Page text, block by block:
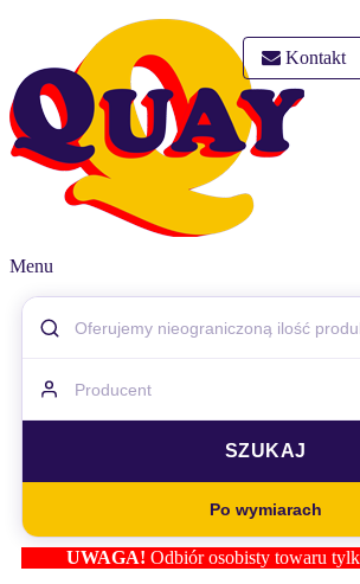
Kontakt
Menu
Po wymiarach
UWAGA!Odbiór osobisty towaru tylko